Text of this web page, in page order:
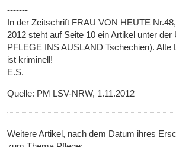
-------
In der Zeitschrift FRAU VON HEUTE
2012 steht auf Seite 10 ein Artikel unter
PFLEGE INS AUSLAND Tschechien). Alte
ist kriminell!
E.S.
Quelle: PM LSV-NRW, 1.11.2012
Weitere Artikel, nach dem Datum ihres